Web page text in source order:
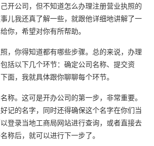
开公司，但不知道怎么办理注册营业执照的
儿我还真了解一些，就跟他详细地讲解了一
你，希望对你有所帮助。
，你得知道都有哪些步骤。总的来说，办理
括以下几个环节：确定公司名称、提交资
面，我就具体跟你聊聊每个环节。
称。这可是开办公司的第一步，非常重要。
记的名字，同时还得确保这个名字在你们当
登录当地工商局网站进行查询，或者直接去
称后，就可以进行下一步了。